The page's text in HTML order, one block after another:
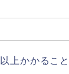
上かかること